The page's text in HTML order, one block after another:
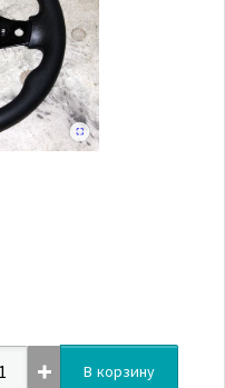
В корзину